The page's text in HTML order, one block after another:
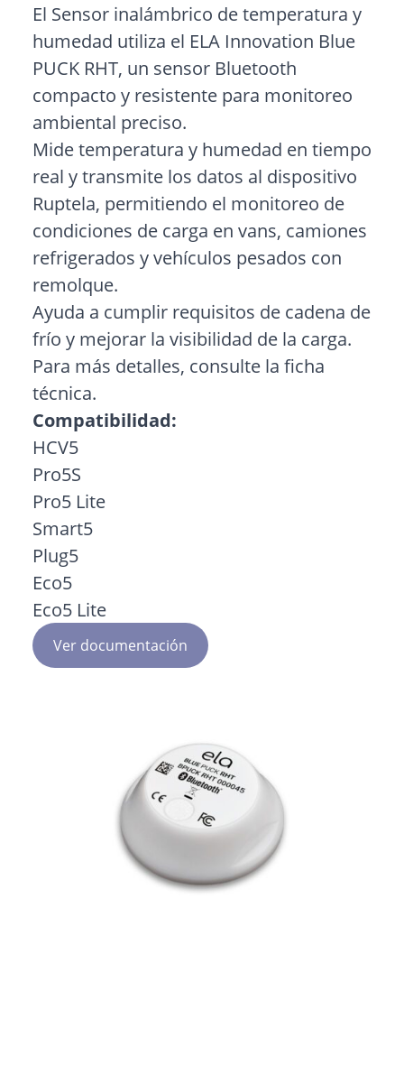
El Sensor inalámbrico de temperatura y
humedad utiliza el ELA Innovation Blue
PUCK RHT, un sensor Bluetooth
compacto y resistente para monitoreo
ambiental preciso.
Mide temperatura y humedad en tiempo
real y transmite los datos al dispositivo
Ruptela, permitiendo el monitoreo de
condiciones de carga en vans, camiones
refrigerados y vehículos pesados con
remolque.
Ayuda a cumplir requisitos de cadena de
frío y mejorar la visibilidad de la carga.
Para más detalles, consulte la ficha
técnica.
Compatibilidad:
HCV5
Pro5S
Pro5 Lite
Smart5
Plug5
Eco5
Eco5 Lite
Ver documentación